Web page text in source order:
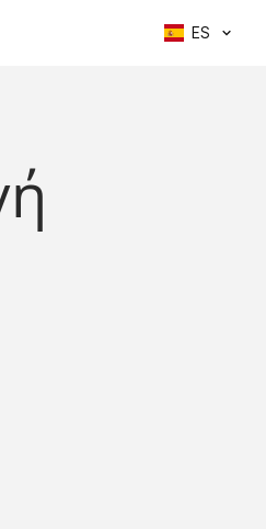
ES